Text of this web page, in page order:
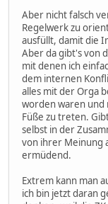
Aber nicht falsch
Regelwerk zu
ausfüllt, damit die
Aber da gibt's von
mit denen ich
dem internen
alles mit der Orga
worden waren und
Füße zu treten.
selbst in der
von ihrer Meinung
ermüdend.
Extrem kann man
ich bin jetzt daran